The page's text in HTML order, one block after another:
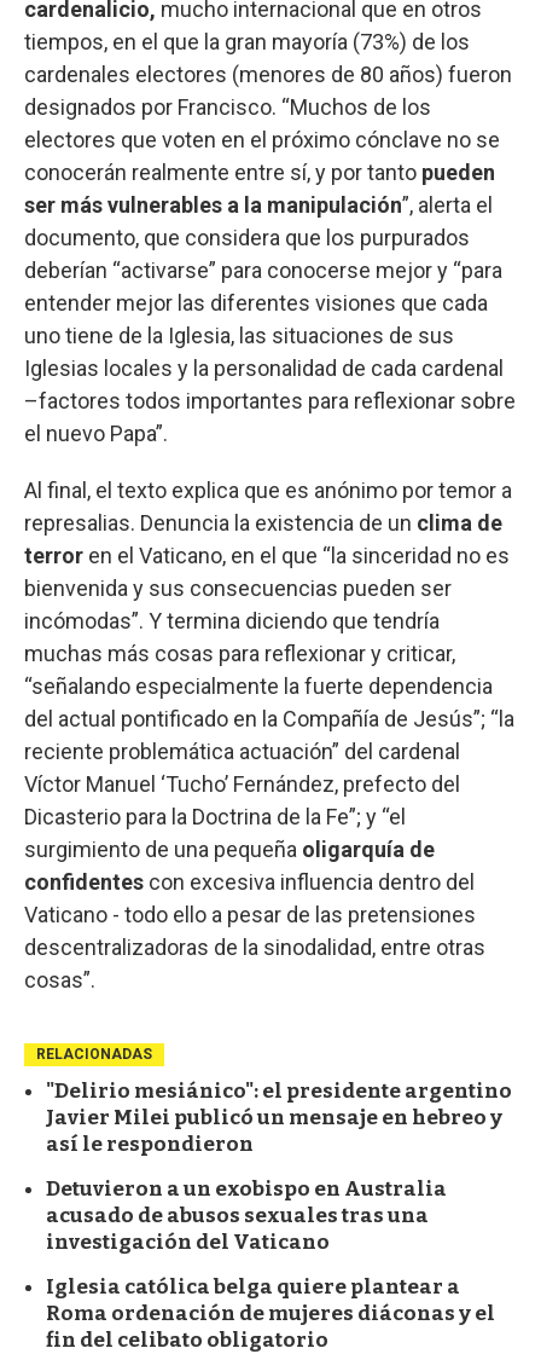
cardenalicio, mucho internacional que en otros
tiempos, en el que la gran mayoría (73%) de los
cardenales electores (menores de 80 años) fueron
designados por Francisco. “Muchos de los
electores que voten en el próximo cónclave no se
conocerán realmente entre sí, y por tanto pueden
ser más vulnerables a la manipulación”, alerta el
documento, que considera que los purpurados
deberían “activarse” para conocerse mejor y “para
entender mejor las diferentes visiones que cada
uno tiene de la Iglesia, las situaciones de sus
Iglesias locales y la personalidad de cada cardenal
–factores todos importantes para reflexionar sobre
el nuevo Papa”.
Al final, el texto explica que es anónimo por temor a
represalias. Denuncia la existencia de un clima de
terror en el Vaticano, en el que “la sinceridad no es
bienvenida y sus consecuencias pueden ser
incómodas”. Y termina diciendo que tendría
muchas más cosas para reflexionar y criticar,
“señalando especialmente la fuerte dependencia
del actual pontificado en la Compañía de Jesús”; “la
reciente problemática actuación” del cardenal
Víctor Manuel ‘Tucho’ Fernández, prefecto del
Dicasterio para la Doctrina de la Fe”; y “el
surgimiento de una pequeña oligarquía de
confidentes con excesiva influencia dentro del
Vaticano - todo ello a pesar de las pretensiones
descentralizadoras de la sinodalidad, entre otras
cosas”.
RELACIONADAS
"Delirio mesiánico": el presidente argentino
Javier Milei publicó un mensaje en hebreo y
así le respondieron
Detuvieron a un exobispo en Australia
acusado de abusos sexuales tras una
investigación del Vaticano
Iglesia católica belga quiere plantear a
Roma ordenación de mujeres diáconas y el
fin del celibato obligatorio